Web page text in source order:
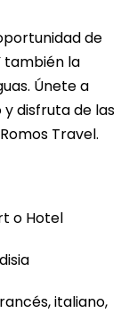
de
también la
Únete a
y disfruta de las
Travel.
o Hotel
italiano,